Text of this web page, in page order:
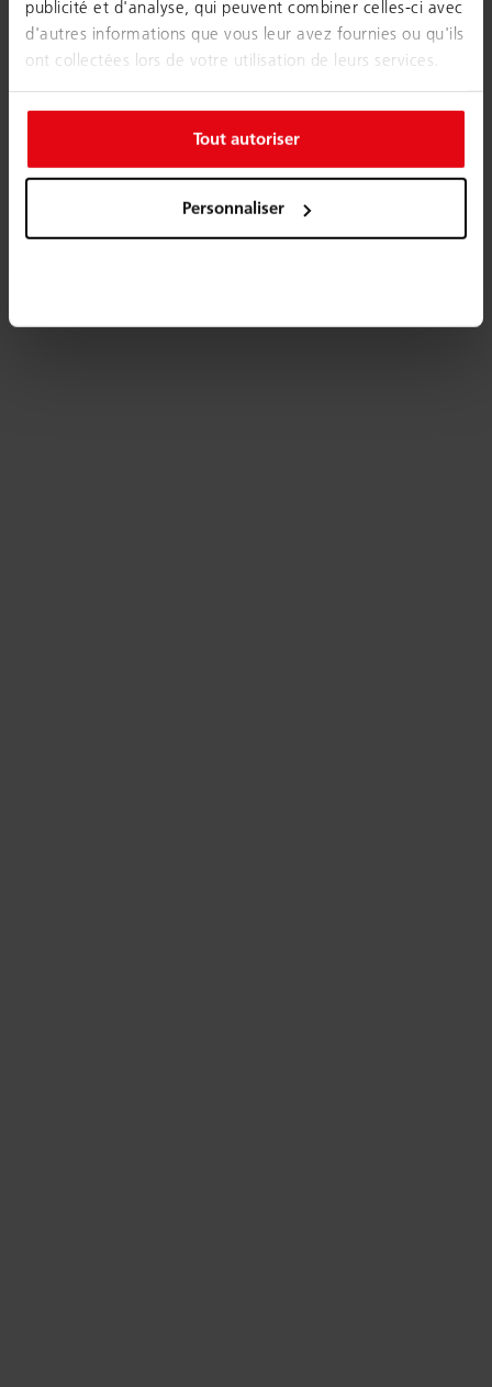
publicité et d'analyse, qui peuvent combiner celles-ci avec
d'autres informations que vous leur avez fournies ou qu'ils
ont collectées lors de votre utilisation de leurs services.
Tout autoriser
Personnaliser